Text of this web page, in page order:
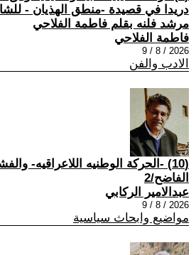
دريدا في قصيدة -منطق الهذيان -
مرشد فلنه بقلم فاطمة الفلاحي
فاطمة الفلاحي
2026 / 8 / 9
الادب والفن
(10) -الحركة الوطنيه اللاعراقيه-
الفاضح/2
عبدالامير الركابي
2026 / 8 / 9
مواضيع وابحاث سياسية